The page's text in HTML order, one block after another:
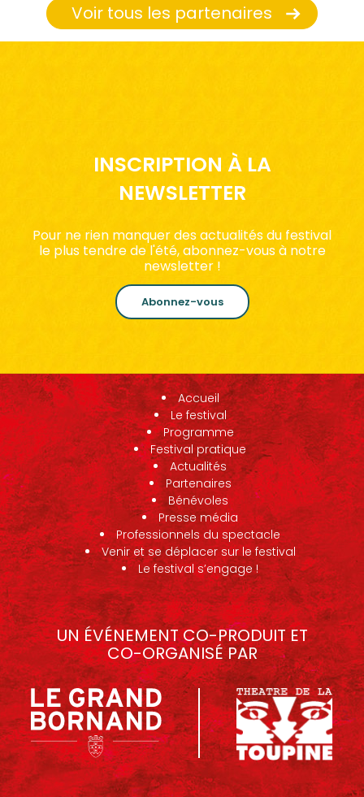
Voir tous les partenaires
INSCRIPTION À LA
NEWSLETTER
Pour ne rien manquer des actualités du festival
le plus tendre de l'été, abonnez-vous à notre
newsletter !
Abonnez-vous
Accueil
Le festival
Programme
Festival pratique
Actualités
Partenaires
Bénévoles
Presse média
Professionnels du spectacle
Venir et se déplacer sur le festival
Le festival s’engage !
UN ÉVÉNEMENT CO-PRODUIT ET
CO-ORGANISÉ PAR